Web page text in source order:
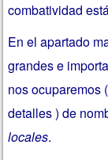
combatividad
En el apartado
grandes e
nos ocuparemos
detalles ) de
locales.